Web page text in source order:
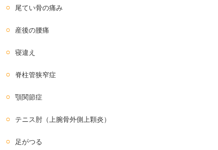
尾てい骨の痛み
産後の腰痛
寝違え
脊柱管狭窄症
顎関節症
テニス肘（上腕骨外側上顆炎）
足がつる